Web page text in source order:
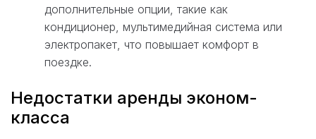
дополнительные опции, такие как
кондиционер, мультимедийная система или
электропакет, что повышает комфорт в
поездке.
Недостатки аренды эконом-
класса